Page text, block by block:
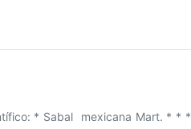
* Sabal mexicana Mart. * * *